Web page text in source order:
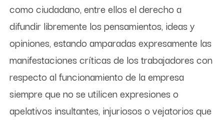
como ciudadano, entre ellos el derecho a
difundir libremente los pensamientos, ideas y
opiniones, estando amparadas expresamente las
manifestaciones críticas de los trabajadores con
respecto al funcionamiento de la empresa
siempre que no se utilicen expresiones o
apelativos insultantes, injuriosos o vejatorios que